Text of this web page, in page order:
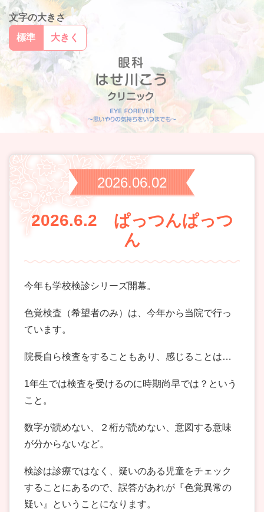
文字の大きさ
標準
大きく
2026.06.02
2026.6.2 ぱっつんぱっつ
ん
今年も学校検診シリーズ開幕。
色覚検査（希望者のみ）は、今年から当院で行っ
ています。
院長自ら検査をすることもあり、感じることは…
1年生では検査を受けるのに時期尚早では？という
こと。
数字が読めない、２桁が読めない、意図する意味
が分からないなど。
検診は診療ではなく、疑いのある児童をチェック
することにあるので、誤答があれが『色覚異常の
疑い』ということになります。